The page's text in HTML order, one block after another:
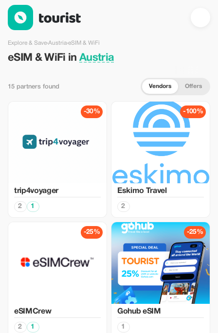
eSIM & WiFi in Austria — Tourist
Explore & Save›Austria›eSIM & WiFi
eSIM & WiFi inAustria
15 partners found Vendors Offers
-30%
trip4voyager
2 1
-100%
Eskimo Travel
2
-25%
eSIMCrew
2 1
-25%
Gohub eSIM
1